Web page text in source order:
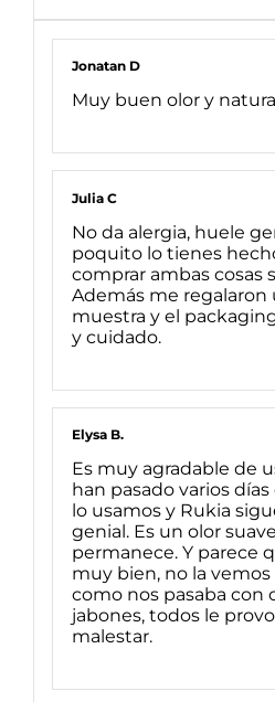
Jonatan D
Muy buen olor y
Julia C
No da alergia, huele
poquito lo tienes
comprar ambas cosas
Además me regalaron
muestra y el
y cuidado.
Elysa B.
Es muy agradable de
han pasado varios
lo usamos y Rukia
genial. Es un olor
permanece. Y parece
muy bien, no la
como nos pasaba con
jabones, todos le
malestar.